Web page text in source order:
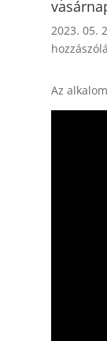
2023. 05.
Az